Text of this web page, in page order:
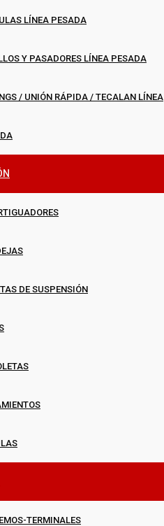
LÍNEA PESADA
Y PASADORES LÍNEA PESADA
/ UNIÓN RÁPIDA / TECALAN LÍNEA
DE SUSPENSIÓN
TERMINALES